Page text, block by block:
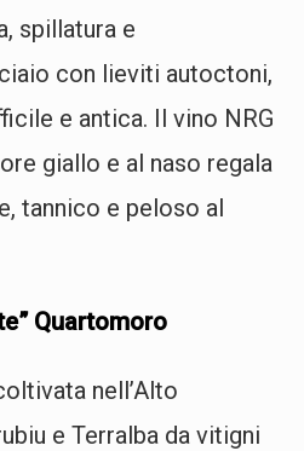
spillatura e
con lieviti autoctoni,
e antica. Il vino NRG
giallo e al naso regala
tannico e peloso al
Quartomoro
nell’Alto
e Terralba da vitigni